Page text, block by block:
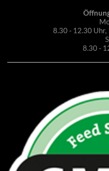
8.30 - 12.30
8.30 -